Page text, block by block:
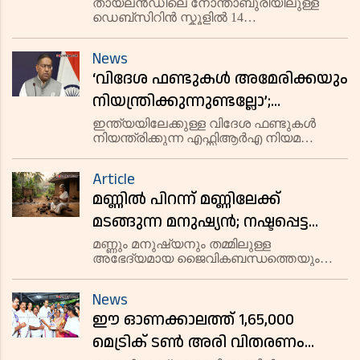
അധ്യാപകരും
മുത്തശ്ശീമുത്തശ്ശന്മാരും
കൊല്ലപ്പെട്ടു, മരണസംഖ്യ 7;
ഞെട്ടിക്കുന്ന
വെളിപ്പെടുത്തലുകൾ
തായ്‌ലൻഡിലെ നോന്താബുരിയിലുള്ള
ഡെബ്സിറിൻ സ്കൂളിൽ 14
മുത്തശ്ശനും മുത്തശ്ശിയുമടക്കം ഏഴുപേർ
കൊല്ലപ്പെട്ടു.
News
‘വിദേശ ഫണ്ടുകൾ അമേരിക്കയും
നിയന്ത്രിക്കുന്നുണ്ടല്ലോ’;
എഫ്സിആർഎ ബില്ലിലെ യുഎസ്
വിമർശനങ്ങൾക്ക് മറുപടിയുമായി
ഇന്ത്യ
ഇന്ത്യയിലേക്കുള്ള വിദേശ ഫണ്ടുകൾ
നിയന്ത്രിക്കുന്ന എഫ്സിആർഎ നിയമ
ശക്തമായ മറുപടിയുമായി കേന്ദ്ര
സർക്കാർ.
Article
മണ്ണിൽ പിറന്ന് മണ്ണിലേക്ക്
മടങ്ങുന്ന മനുഷ്യൻ; നഷ്ടപ്പെട്ട
പഴയകാലത്തിൻ്റെ മധുരിക്കുന്ന
ഓർമക്കുറിപ്പ്
മണ്ണും മനുഷ്യനും തമ്മിലുള്ള
അഭേദ്യമായ ജൈവികബന്ധത്തെയും
ലേഖനം.
News
ഈ ഓണക്കാലത്ത് 1,65,000
മെട്രിക് ടൺ അരി വിതരണം